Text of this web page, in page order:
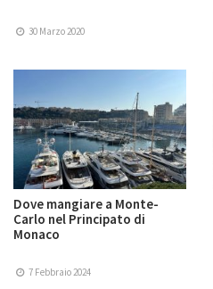
30 Marzo 2020
Dove mangiare a Monte-
Carlo nel Principato di
Monaco
7 Febbraio 2024